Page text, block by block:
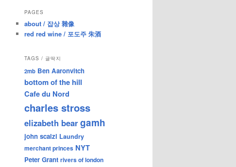
PAGES
about / 잡상 雜像
red red wine / 포도주 朱酒
TAGS / 글딱지
2mb Ben Aaronvitch
bottom of the hill
Cafe du Nord
charles stross
elizabeth beargamh
john scalzi Laundry
merchant princes NYT
Peter Grant rivers of london